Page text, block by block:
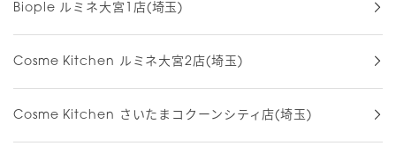
Biople ルミネ大宮1店(埼玉)
Cosme Kitchen ルミネ大宮2店(埼玉)
Cosme Kitchen さいたまコクーンシティ店(埼玉)